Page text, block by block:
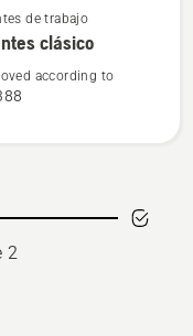
de trabajo
clásico
according to
2